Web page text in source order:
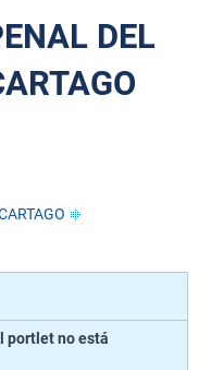
DEL
portlet no está